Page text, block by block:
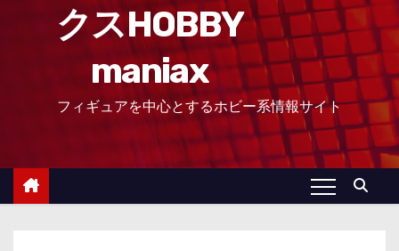
クスHOBBY
maniax
フィギュアを中心とするホビー系情報サイト